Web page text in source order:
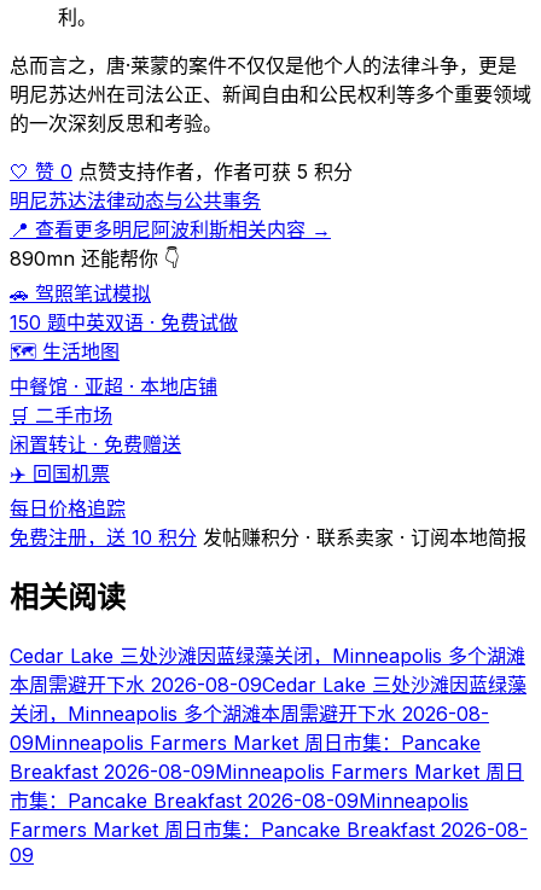
利。
总而言之，唐·莱蒙的案件不仅仅是他个人的法律斗争，更是
明尼苏达州在司法公正、新闻自由和公民权利等多个重要领域
的一次深刻反思和考验。
🤍 赞 0 点赞支持作者，作者可获 5 积分
明尼苏达法律动态与公共事务
📍 查看更多明尼阿波利斯相关内容 →
890mn 还能帮你 👇
🚗 驾照笔试模拟
150 题中英双语 · 免费试做
🗺️ 生活地图
中餐馆 · 亚超 · 本地店铺
🛒 二手市场
闲置转让 · 免费赠送
✈️ 回国机票
每日价格追踪
免费注册，送 10 积分 发帖赚积分 · 联系卖家 · 订阅本地简报
相关阅读
Cedar Lake 三处沙滩因蓝绿藻关闭，Minneapolis 多个湖滩
本周需避开下水 2026-08-09Cedar Lake 三处沙滩因蓝绿藻
关闭，Minneapolis 多个湖滩本周需避开下水 2026-08-
09Minneapolis Farmers Market 周日市集：Pancake
Breakfast 2026-08-09Minneapolis Farmers Market 周日
市集：Pancake Breakfast 2026-08-09Minneapolis
Farmers Market 周日市集：Pancake Breakfast 2026-08-
09